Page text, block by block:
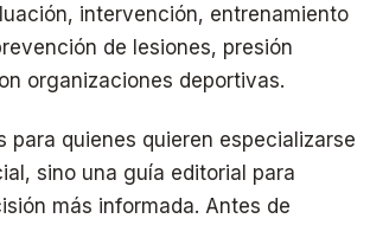
intervención, entrenamiento
de lesiones, presión
organizaciones deportivas.
quienes quieren especializarse
sino una guía editorial para
más informada. Antes de